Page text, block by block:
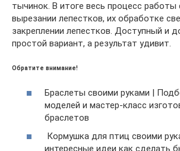
тычинок. В итоге весь процесс работы
вырезании лепестков, их обработке
закреплении лепестков. Доступный и
простой вариант, а результат удивит.
Обратите внимание!
Браслеты своими руками |
моделей и мастер-класс
браслетов
Кормушка для птиц своими
интересные идеи как сделать